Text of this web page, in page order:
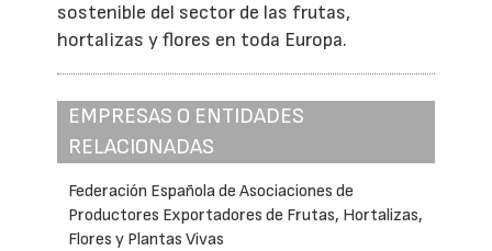
sostenible del sector de las frutas,
hortalizas y flores en toda Europa.
EMPRESAS O ENTIDADES
RELACIONADAS
Federación Española de Asociaciones de
Productores Exportadores de Frutas, Hortalizas,
Flores y Plantas Vivas